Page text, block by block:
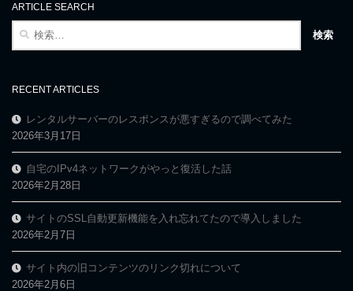
ARTICLE SEARCH
RECENT ARTICLES
レンタルサーバーのレスポンスが悪すぎるので調べてみた
2026年3月17日
自宅のIPv4ネットワークがやっと復活した話
2026年2月28日
サイトのSSL自動更新機能を入れ忘れてたので導入しました
2026年2月7日
サイト内の旧コンテンツのリンク切れについて
2026年2月6日